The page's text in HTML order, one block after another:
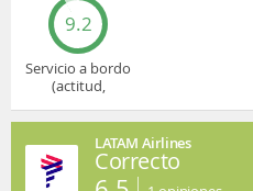
9.2
Servicio a bordo
(actitud,
LATAM Airlines
Correcto